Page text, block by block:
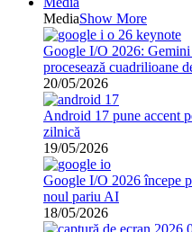
MediaShow More
Google I/O 2026:
procesează cuadrilioane
20/05/2026
Android 17 pune accent
zilnică
19/05/2026
Google I/O 2026 începe
noul pariu AI
18/05/2026